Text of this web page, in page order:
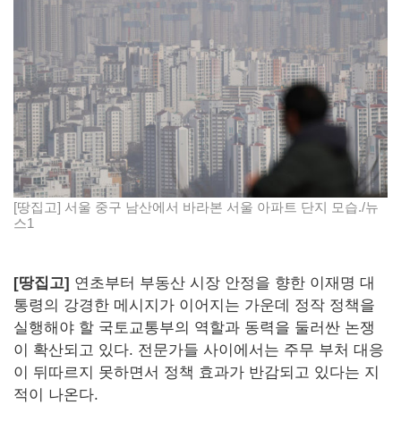
[땅집고] 서울 중구 남산에서 바라본 서울 아파트 단지 모습./뉴
스1
[땅집고] 연초부터 부동산 시장 안정을 향한 이재명 대
통령의 강경한 메시지가 이어지는 가운데 정작 정책을
실행해야 할 국토교통부의 역할과 동력을 둘러싼 논쟁
이 확산되고 있다. 전문가들 사이에서는 주무 부처 대응
이 뒤따르지 못하면서 정책 효과가 반감되고 있다는 지
적이 나온다.